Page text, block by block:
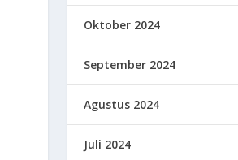
Oktober 2024
September 2024
Agustus 2024
Juli 2024